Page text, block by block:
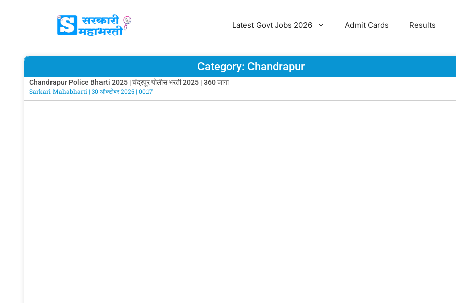
Latest Govt Jobs 2026 Admit Cards Results
Category: Chandrapur
Chandrapur Police Bharti 2025 | चंद्रपूर पोलीस भरती 2025 | 360 जागा
Sarkari Mahabharti
30 ऑक्टोबर 2025 00:17